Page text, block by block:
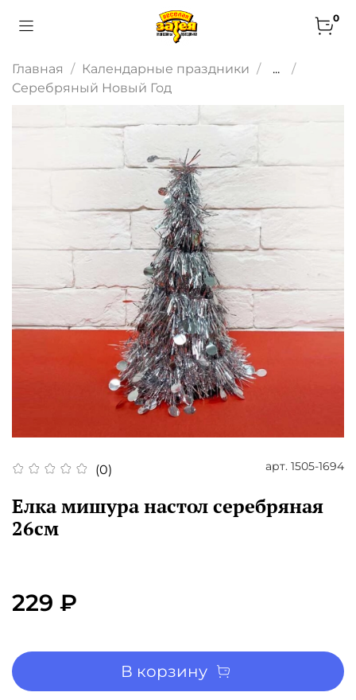
0
Главная Календарные праздники
...
Серебряный Новый Год
(0) арт. 1505-1694
Елка мишура настол серебряная
26см
229 ₽
В корзину